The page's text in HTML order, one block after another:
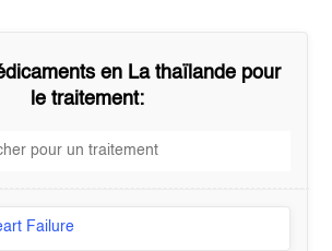
en La thaïlande pour
le traitement:
Failure